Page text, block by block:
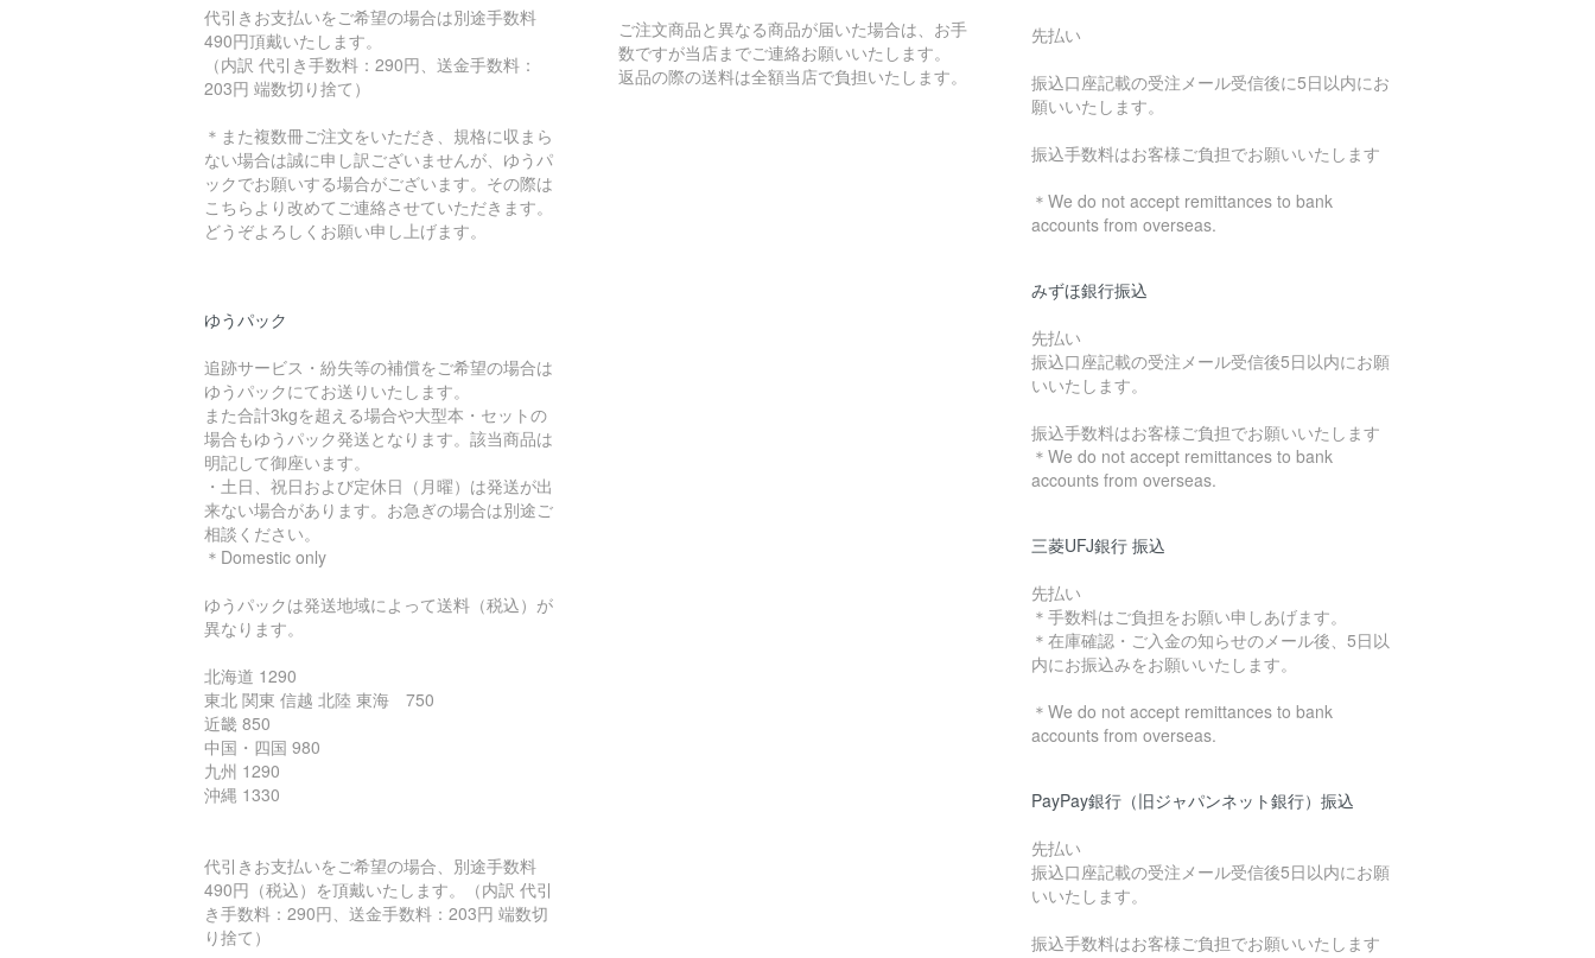
代引きお支払いをご希望の場合は別途手数料
490円頂戴いたします。
（内訳 代引き手数料：290円、送金手数料：
203円 端数切り捨て）
＊また複数冊ご注文をいただき、規格に収まら
ない場合は誠に申し訳ございませんが、ゆうパ
ックでお願いする場合がございます。その際は
こちらより改めてご連絡させていただきます。
どうぞよろしくお願い申し上げます。
ゆうパック
追跡サービス・紛失等の補償をご希望の場合は
ゆうパックにてお送りいたします。
また合計3kgを超える場合や大型本・セットの
場合もゆうパック発送となります。該当商品は
明記して御座います。
・土日、祝日および定休日（月曜）は発送が出
来ない場合があります。お急ぎの場合は別途ご
相談ください。
＊Domestic only
ゆうパックは発送地域によって送料（税込）が
異なります。
北海道 1290
東北 関東 信越 北陸 東海 750
近畿 850
中国・四国 980
九州 1290
沖縄 1330
代引きお支払いをご希望の場合、別途手数料
490円（税込）を頂戴いたします。（内訳 代引
き手数料：290円、送金手数料：203円 端数切
り捨て）
ご注文商品と異なる商品が届いた場合は、お手
数ですが当店までご連絡お願いいたします。
返品の際の送料は全額当店で負担いたします。
先払い
振込口座記載の受注メール受信後に5日以内にお
願いいたします。
振込手数料はお客様ご負担でお願いいたします
＊We do not accept remittances to bank
accounts from overseas.
みずほ銀行振込
先払い
振込口座記載の受注メール受信後5日以内にお願
いいたします。
振込手数料はお客様ご負担でお願いいたします
＊We do not accept remittances to bank
accounts from overseas.
三菱UFJ銀行 振込
先払い
＊手数料はご負担をお願い申しあげます。
＊在庫確認・ご入金の知らせのメール後、5日以
内にお振込みをお願いいたします。
＊We do not accept remittances to bank
accounts from overseas.
PayPay銀行（旧ジャパンネット銀行）振込
先払い
振込口座記載の受注メール受信後5日以内にお願
いいたします。
振込手数料はお客様ご負担でお願いいたします